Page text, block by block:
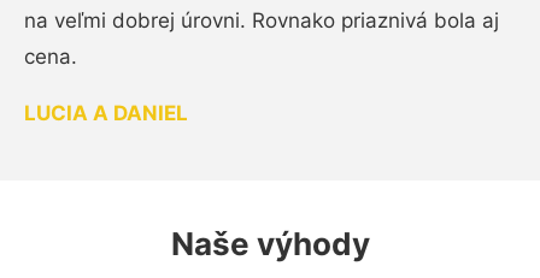
na veľmi dobrej úrovni. Rovnako priaznivá bola aj
cena.
LUCIA A DANIEL
Naše výhody